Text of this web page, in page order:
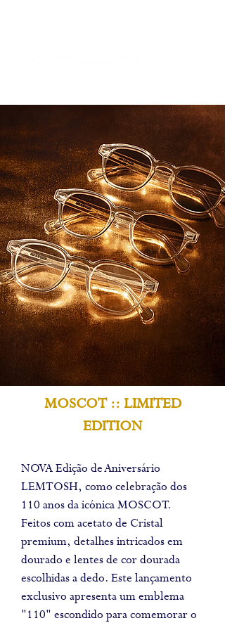
MOSCOT :: LIMITED
EDITION
NOVA Edição de Aniversário
LEMTOSH, como celebração dos
110 anos da icónica MOSCOT.
Feitos com acetato de Cristal
premium, detalhes intricados em
dourado e lentes de cor dourada
escolhidas a dedo. Este lançamento
exclusivo apresenta um emblema
"110" escondido para comemorar o